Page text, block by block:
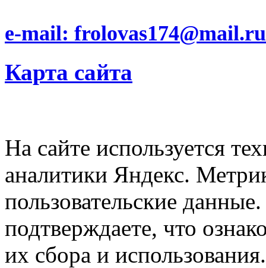
e-mail: frolovas174@mail.ru
Карта сайта
На сайте используется
аналитики Яндекс.
пользовательские
подтверждаете, что
их сбора и